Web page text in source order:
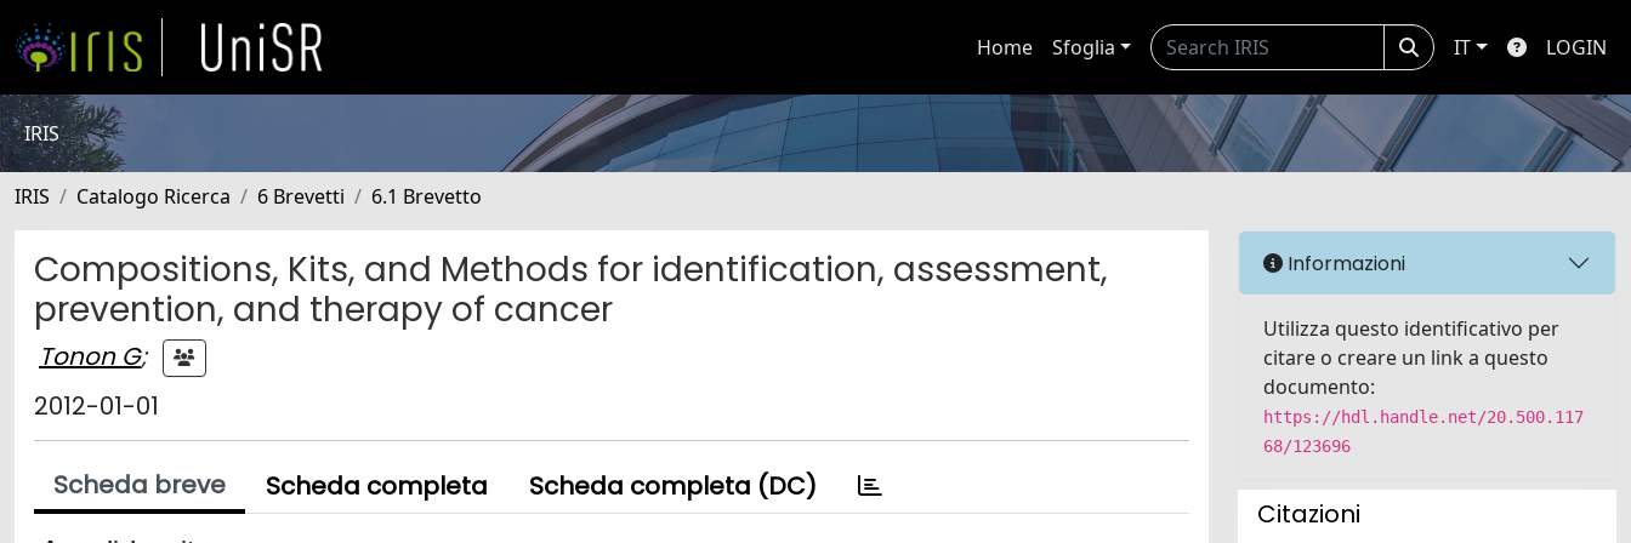
Home Sfoglia IT LOGIN
IRIS
IRIS Catalogo Ricerca 6 Brevetti 6.1 Brevetto
Compositions, Kits, and Methods for identification, assessment,
prevention, and therapy of cancer
Tonon G;
2012-01-01
Scheda breve Scheda completa Scheda completa (DC)
Informazioni
Utilizza questo identificativo per
citare o creare un link a questo
documento:
https://hdl.handle.net/20.500.117
68/123696
Citazioni